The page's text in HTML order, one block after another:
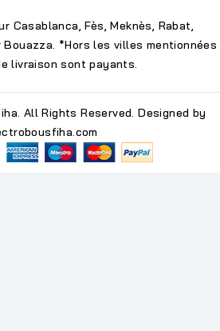
Casablanca, Fès, Meknès, Rabat,
Bouazza. *Hors les villes mentionnées
livraison sont payants.
All Rights Reserved. Designed by